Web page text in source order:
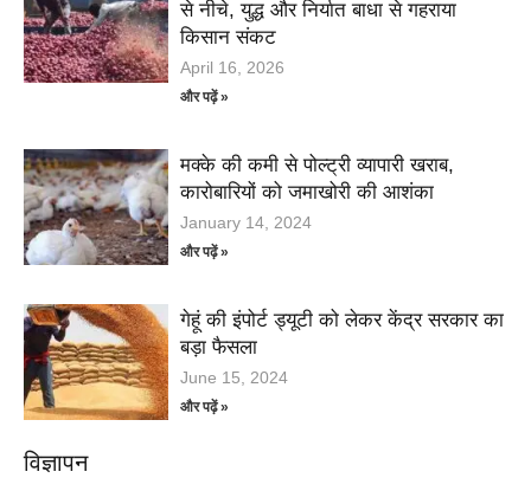
से नीचे, युद्ध और निर्यात बाधा से गहराया
किसान संकट
April 16, 2026
और पढ़ें »
मक्के की कमी से पोल्ट्री व्यापारी खराब,
कारोबारियों को जमाखोरी की आशंका
January 14, 2024
और पढ़ें »
गेहूं की इंपोर्ट ड्यूटी को लेकर केंद्र सरकार का
बड़ा फैसला
June 15, 2024
और पढ़ें »
विज्ञापन